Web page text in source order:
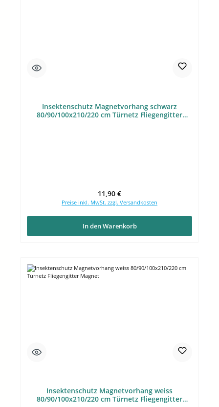
Insektenschutz Magnetvorhang schwarz
80/90/100x210/220 cm Türnetz Fliegengitter
Regulärer Preis:
11,90 €
Preise inkl. MwSt. zzgl. Versandkosten
In den Warenkorb
Insektenschutz Magnetvorhang weiss
80/90/100x210/220 cm Türnetz Fliegengitter